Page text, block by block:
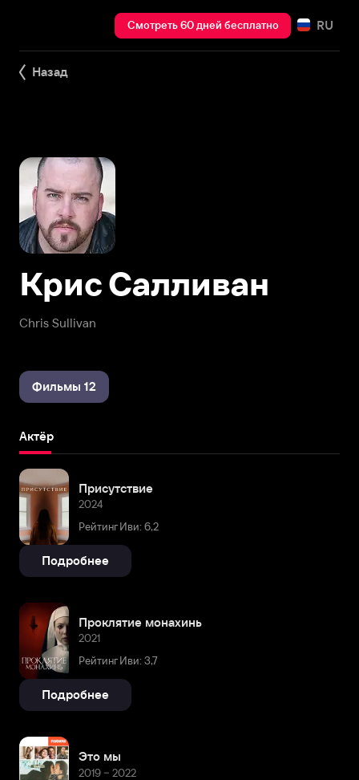
Смотреть 60 дней бесплатно RU
Назад
Chris Sullivan
Крис Салливан
Фильмы 12
Актёр
Присутствие
2024
Рейтинг Иви: 6,2
Подробнее
Проклятие монахинь
2021
Рейтинг Иви: 3,7
Подробнее
Это мы
2019 – 2022